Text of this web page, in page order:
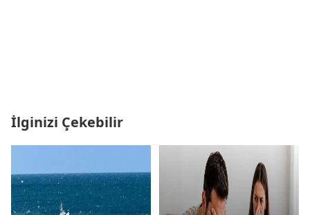
İlginizi Çekebilir